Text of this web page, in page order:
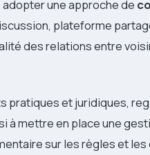
une approche de
plateforme
des relations entre
pratiques et juridiques,
à mettre en place une
sur les règles et